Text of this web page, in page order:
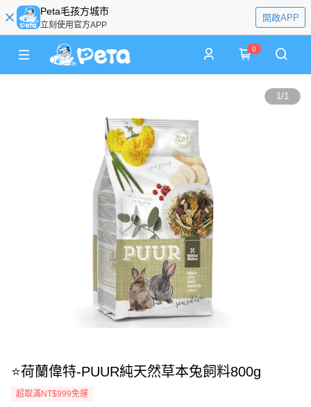
Peta毛孩方城市
立刻使用官方APP
開啟APP
0
1/1
⭐荷蘭偉特-PUUR純天然草本兔飼料800g
超取滿NT$999免運